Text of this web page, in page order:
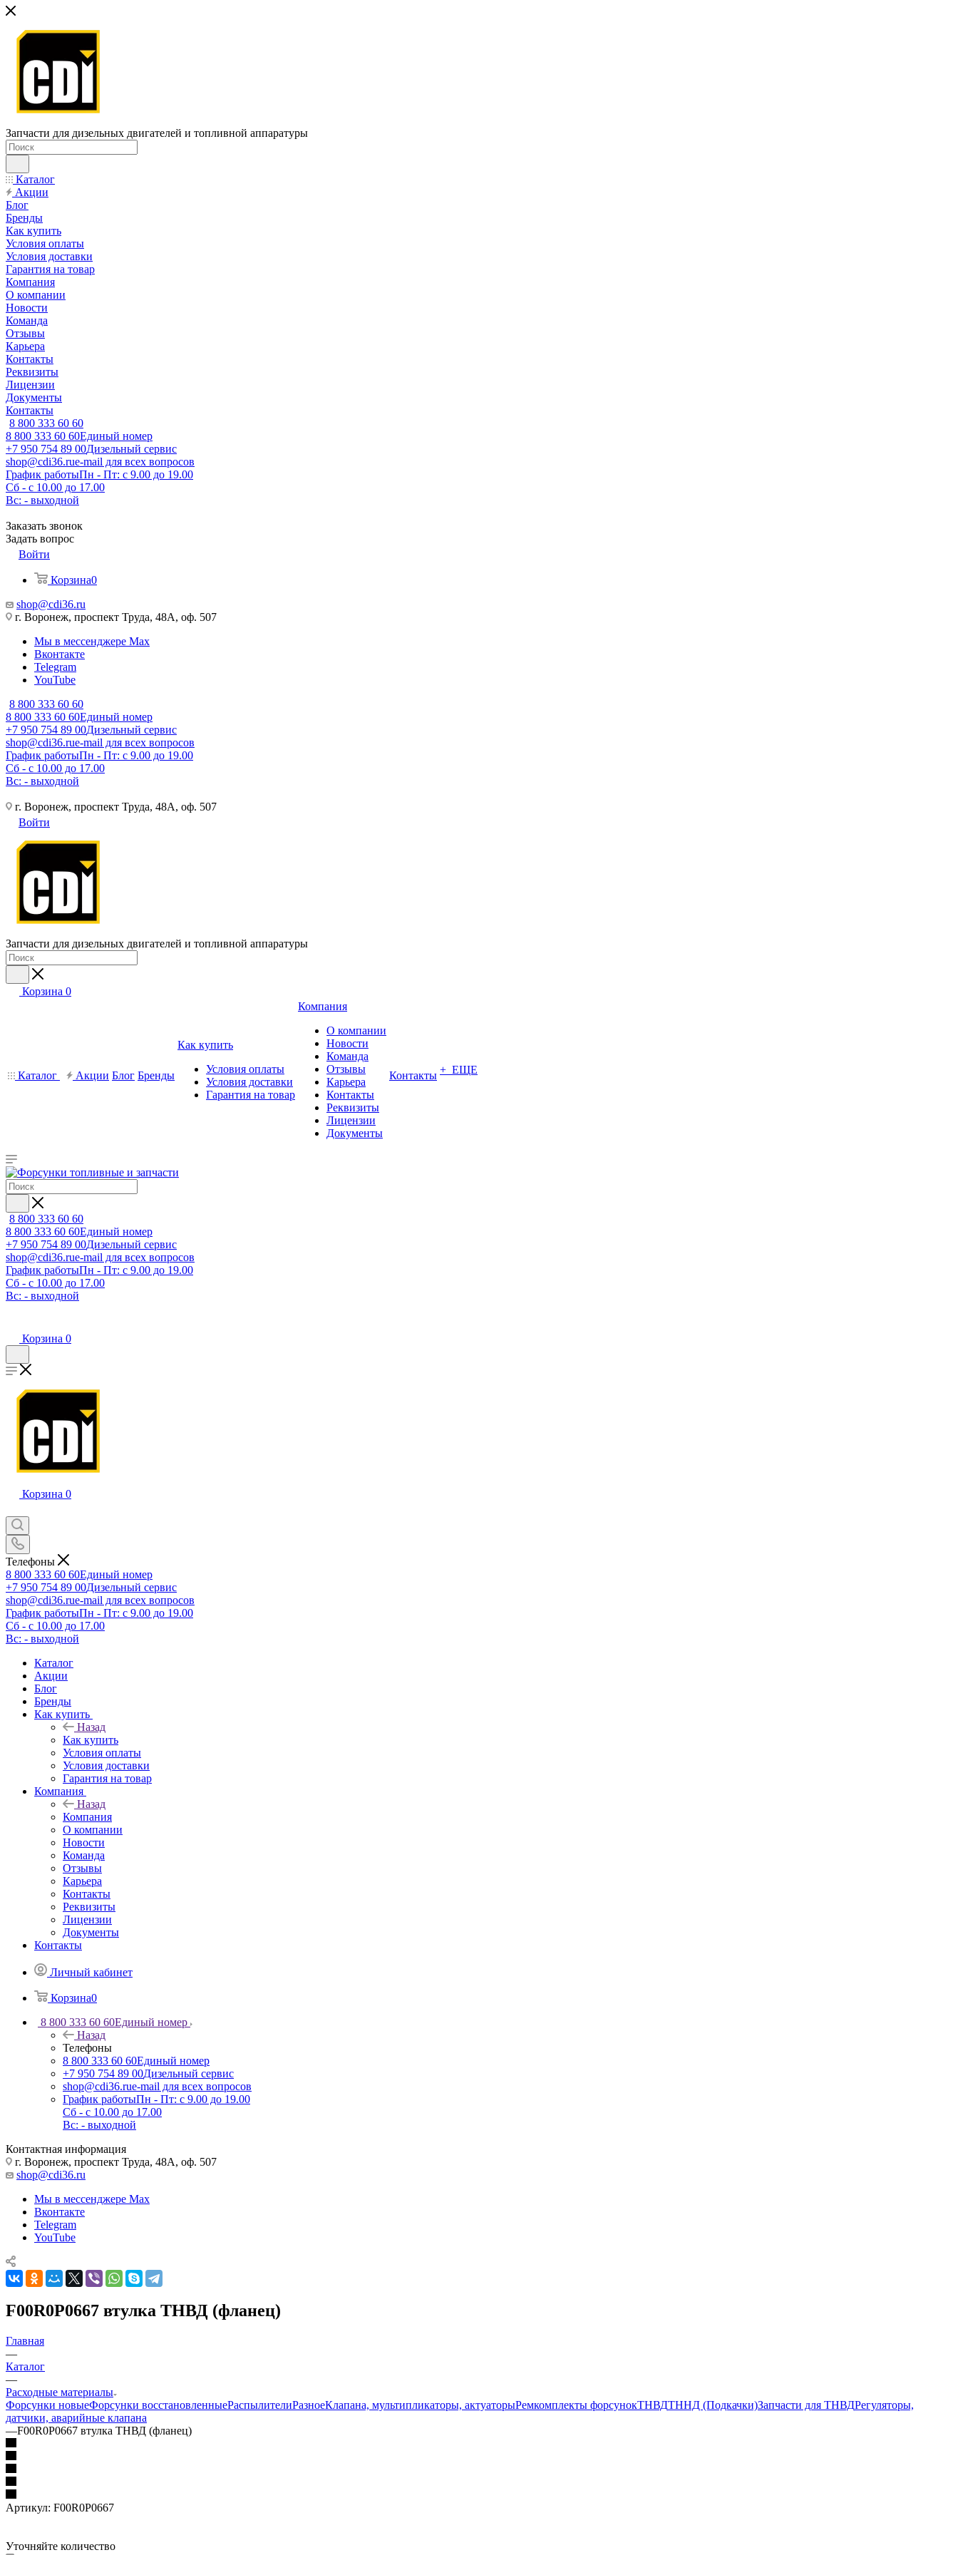
Запчасти для дизельных двигателей и топливной аппаратуры
Каталог
Акции
Блог
Бренды
Как купить
Условия оплаты
Условия доставки
Гарантия на товар
Компания
О компании
Новости
Команда
Отзывы
Карьера
Контакты
Реквизиты
Лицензии
Документы
Контакты
8 800 333 60 60
8 800 333 60 60Единый номер
+7 950 754 89 00Дизельный сервис
shop@cdi36.rue-mail для всех вопросов
График работыПн - Пт: с 9.00 до 19.00
Сб - с 10.00 до 17.00
Вс: - выходной
Заказать звонок
Задать вопрос
Войти
Корзина0
shop@cdi36.ru
г. Воронеж, проспект Труда, 48А, оф. 507
Мы в мессенджере Max
Вконтакте
Telegram
YouTube
8 800 333 60 60
8 800 333 60 60Единый номер
+7 950 754 89 00Дизельный сервис
shop@cdi36.rue-mail для всех вопросов
График работыПн - Пт: с 9.00 до 19.00
Сб - с 10.00 до 17.00
Вс: - выходной
г. Воронеж, проспект Труда, 48А, оф. 507
Войти
Запчасти для дизельных двигателей и топливной аппаратуры
Корзина 0
Каталог Акции Блог Бренды
Как купить
Условия оплаты
Условия доставки
Гарантия на товар
Компания
О компании
Новости
Команда
Отзывы
Карьера
Контакты
Реквизиты
Лицензии
Документы
Контакты + ЕЩЕ
8 800 333 60 60
8 800 333 60 60Единый номер
+7 950 754 89 00Дизельный сервис
shop@cdi36.rue-mail для всех вопросов
График работыПн - Пт: с 9.00 до 19.00
Сб - с 10.00 до 17.00
Вс: - выходной
Корзина 0
Корзина 0
Телефоны
8 800 333 60 60Единый номер
+7 950 754 89 00Дизельный сервис
shop@cdi36.rue-mail для всех вопросов
График работыПн - Пт: с 9.00 до 19.00
Сб - с 10.00 до 17.00
Вс: - выходной
Каталог
Акции
Блог
Бренды
Как купить
Назад
Как купить
Условия оплаты
Условия доставки
Гарантия на товар
Компания
Назад
Компания
О компании
Новости
Команда
Отзывы
Карьера
Контакты
Реквизиты
Лицензии
Документы
Контакты
Личный кабинет
Корзина0
8 800 333 60 60Единый номер
Назад
Телефоны
8 800 333 60 60Единый номер
+7 950 754 89 00Дизельный сервис
shop@cdi36.rue-mail для всех вопросов
График работыПн - Пт: с 9.00 до 19.00
Сб - с 10.00 до 17.00
Вс: - выходной
Контактная информация
г. Воронеж, проспект Труда, 48А, оф. 507
shop@cdi36.ru
Мы в мессенджере Max
Вконтакте
Telegram
YouTube
F00R0P0667 втулка ТНВД (фланец)
Главная
—
Каталог
—
Расходные материалы
Форсунки новыеФорсунки восстановленныеРаспылителиРазноеКлапана, мультипликаторы, актуаторыРемкомплекты форсунокТНВДТННД (Подкачки)Запчасти для ТНВДРегуляторы,
датчики, аварийные клапана
—F00R0P0667 втулка ТНВД (фланец)
Артикул: F00R0P0667
Уточняйте количество